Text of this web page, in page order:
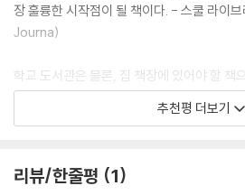
장 훌륭한 시작점이 될 책이다. - 스쿨 라이
Journa)
학교 도서관은 물론, 집 책장에 있어야 할 책
리올 신문(Montreal Gazette)
- 미드웨스트 북 리뷰(The Midwest Book
추천평 더보기
리뷰/한줄평 1